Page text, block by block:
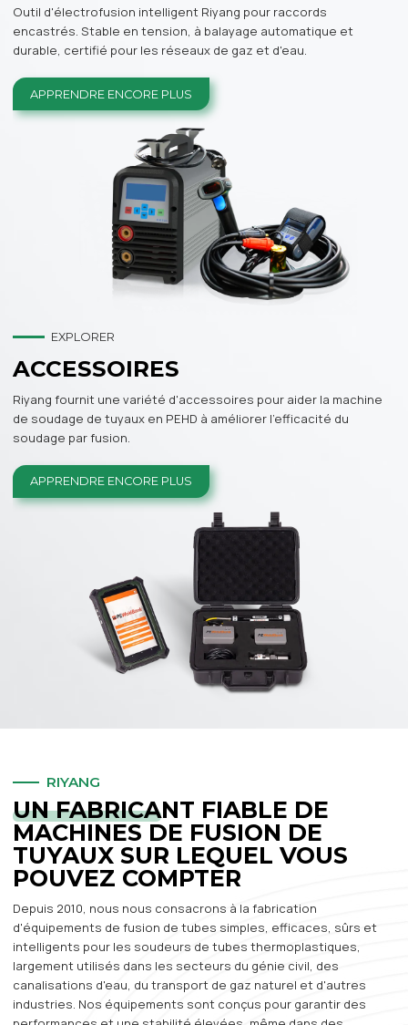
Outil d'électrofusion intelligent Riyang pour raccords
encastrés. Stable en tension, à balayage automatique et
durable, certifié pour les réseaux de gaz et d'eau.
APPRENDRE ENCORE PLUS
EXPLORER
ACCESSOIRES
Riyang fournit une variété d'accessoires pour aider la machine
de soudage de tuyaux en PEHD à améliorer l'efficacité du
soudage par fusion.
APPRENDRE ENCORE PLUS
RIYANG
UN FABRICANT FIABLE DE
MACHINES DE FUSION DE
TUYAUX SUR LEQUEL VOUS
POUVEZ COMPTER
Depuis 2010, nous nous consacrons à la fabrication
d'équipements de fusion de tubes simples, efficaces, sûrs et
intelligents pour les soudeurs de tubes thermoplastiques,
largement utilisés dans les secteurs du génie civil, des
canalisations d'eau, du transport de gaz naturel et d'autres
industries. Nos équipements sont conçus pour garantir des